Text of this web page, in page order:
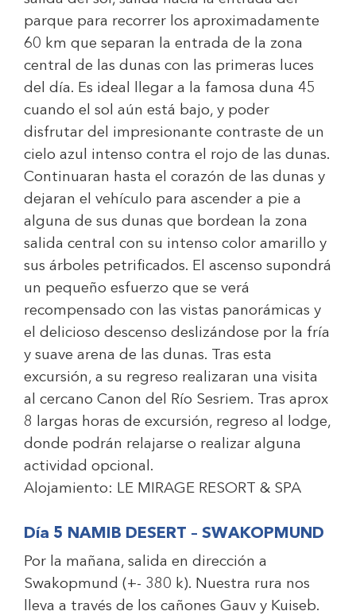
parque para recorrer los aproximadamente
60 km que separan la entrada de la zona
central de las dunas con las primeras luces
del día. Es ideal llegar a la famosa duna 45
cuando el sol aún está bajo, y poder
disfrutar del impresionante contraste de un
cielo azul intenso contra el rojo de las dunas.
Continuaran hasta el corazón de las dunas y
dejaran el vehículo para ascender a pie a
alguna de sus dunas que bordean la zona
salida central con su intenso color amarillo y
sus árboles petrificados. El ascenso supondrá
un pequeño esfuerzo que se verá
recompensado con las vistas panorámicas y
el delicioso descenso deslizándose por la fría
y suave arena de las dunas. Tras esta
excursión, a su regreso realizaran una visita
al cercano Canon del Río Sesriem. Tras aprox
8 largas horas de excursión, regreso al lodge,
donde podrán relajarse o realizar alguna
actividad opcional.
Alojamiento: LE MIRAGE RESORT & SPA
Día 5 NAMIB DESERT – SWAKOPMUND
Por la mañana, salida en dirección a
Swakopmund (+- 380 k). Nuestra rura nos
lleva a través de los cañones Gauv y Kuiseb.